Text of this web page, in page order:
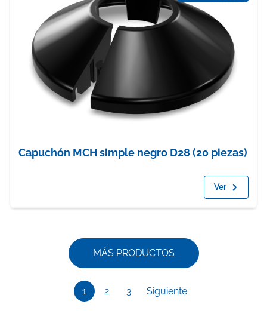
Capuchón MCH simple negro D28 (20 piezas)
Ver
MÁS PRODUCTOS
1 2 3 Siguiente